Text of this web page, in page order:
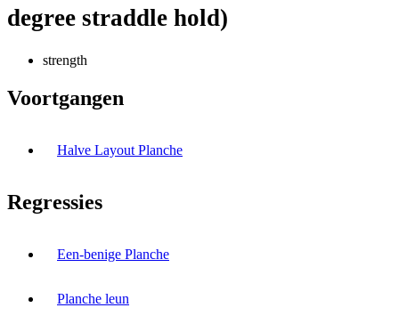
degree straddle hold)
strength
Voortgangen
Halve Layout Planche
Regressies
Een-benige Planche
Planche leun